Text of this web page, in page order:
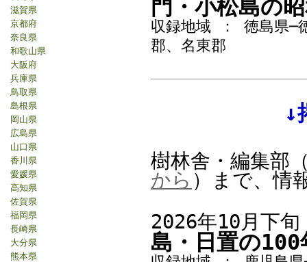
滋賀県
京都府
奈良県
和歌山県
大阪府
兵庫県
鳥取県
島根県
岡山県
広島県
山口県
香川県
愛媛県
高知県
佐賀県
福岡県
長崎県
大分県
熊本県
門・小松島の
収録地域 ： 徳島県─
郡、名東郡
↓
樹林舎・編集部
から ）
まで、情
2026年10月下
島・日置の100